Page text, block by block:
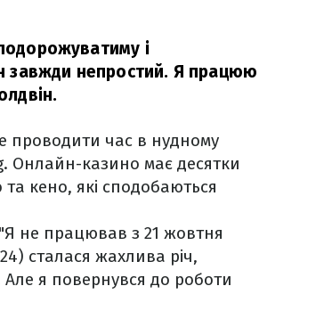
і
завжди непростий. Я працюю
проводити час в нудному
Онлайн-казино має десятки
та кено, які сподобаються
не працював з 21 жовтня
сталася жахлива річ,
я повернувся до роботи